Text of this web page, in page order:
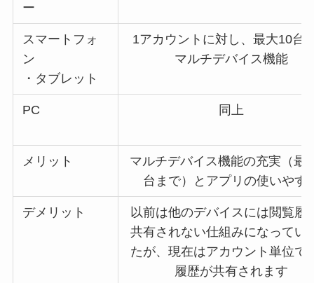
ー
スマートフォ
ン
・タブレット
1アカウントに対し、最大10台
マルチデバイス機能
PC 同上
メリット
マルチデバイス機能の充実（最
台まで）とアプリの使いやす
デメリット
以前は他のデバイスには閲覧履
共有されない仕組みになってい
たが、現在はアカウント単位で
履歴が共有されます